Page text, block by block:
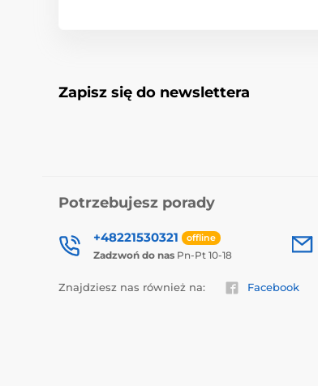
Zapisz się do newslettera
Potrzebujesz porady
+48221530321 offline
Zadzwoń do nas Pn-Pt 10-18
Znajdziesz nas również na: Facebook